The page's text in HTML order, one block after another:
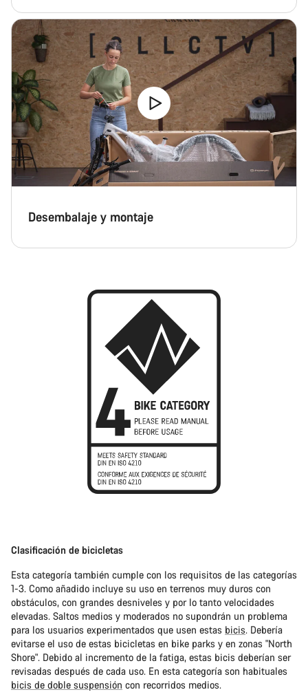
Desembalaje y montaje
Clasificación de bicicletas
Esta categoría también cumple con los requisitos de las categorías
1-3. Como añadido incluye su uso en terrenos muy duros con
obstáculos, con grandes desniveles y por lo tanto velocidades
elevadas. Saltos medios y moderados no supondrán un problema
para los usuarios experimentados que usen estas bicis. Debería
evitarse el uso de estas bicicletas en bike parks y en zonas "North
Shore". Debido al incremento de la fatiga, estas bicis deberían ser
revisadas después de cada uso. En esta categoría son habituales
bicis de doble suspensión con recorridos medios.